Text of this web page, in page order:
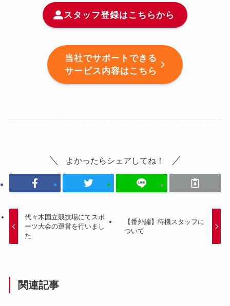
スタッフ登録はこちらから
当社でサポートできる
サービス内容はこちら
よかったらシェアしてね！
代々木国立競技場にてスポ
ーツ大会の運営を行いまし
た
【番外編】待機スタッフに
ついて
関連記事